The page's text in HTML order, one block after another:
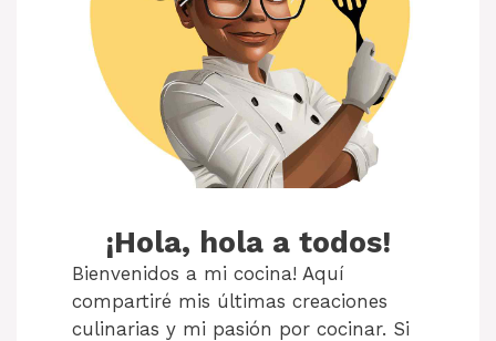
¡Hola, hola a todos!
Bienvenidos a mi cocina! Aquí
compartiré mis últimas creaciones
culinarias y mi pasión por cocinar. Si